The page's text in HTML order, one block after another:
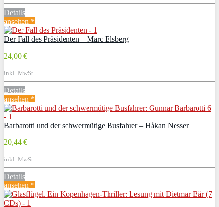
Details
ansehen *
Der Fall des Präsidenten – Marc Elsberg
24,00 €
inkl. MwSt.
Details
ansehen *
Barbarotti und der schwermütige Busfahrer – Håkan Nesser
20,44 €
inkl. MwSt.
Details
ansehen *